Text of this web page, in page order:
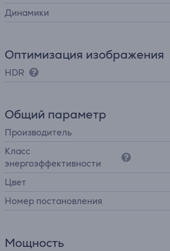
Динамики
Оптимизация изображения
HDR
Общий параметр
Производитель
Класс
энергоэффективности
Цвет
Номер постановления
Мощность